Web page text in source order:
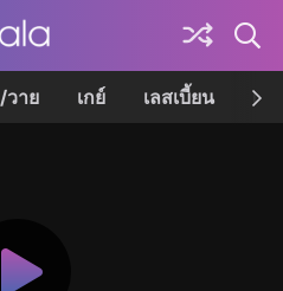
วาย เกย์ เลสเบี้ยน เค